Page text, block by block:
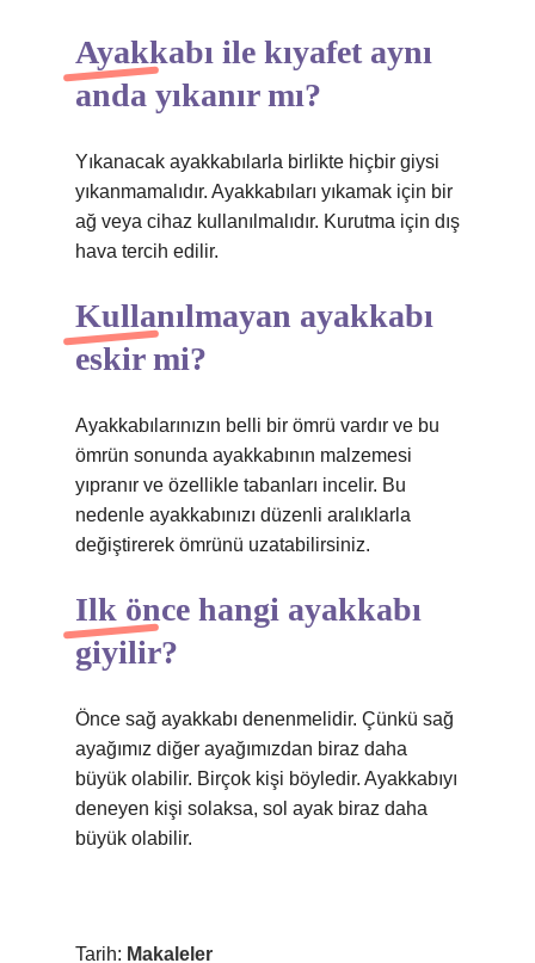
Ayakkabı ile kıyafet aynı
anda yıkanır mı?
Yıkanacak ayakkabılarla birlikte hiçbir giysi
yıkanmamalıdır. Ayakkabıları yıkamak için bir
ağ veya cihaz kullanılmalıdır. Kurutma için dış
hava tercih edilir.
Kullanılmayan ayakkabı
eskir mi?
Ayakkabılarınızın belli bir ömrü vardır ve bu
ömrün sonunda ayakkabının malzemesi
yıpranır ve özellikle tabanları incelir. Bu
nedenle ayakkabınızı düzenli aralıklarla
değiştirerek ömrünü uzatabilirsiniz.
Ilk önce hangi ayakkabı
giyilir?
Önce sağ ayakkabı denenmelidir. Çünkü sağ
ayağımız diğer ayağımızdan biraz daha
büyük olabilir. Birçok kişi böyledir. Ayakkabıyı
deneyen kişi solaksa, sol ayak biraz daha
büyük olabilir.
Tarih: Makaleler